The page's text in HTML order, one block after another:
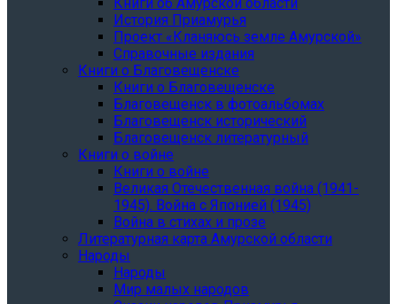
История Приамурья
Проект «Кланяюсь земле Амурской»
Справочные издания
Книги о Благовещенске
Книги о Благовещенске
Благовещенск в фотоальбомах
Благовещенск исторический
Благовещенск литературный
Книги о войне
Книги о войне
Великая Отечественная война (1941-
1945). Война с Японией (1945)
Война в стихах и прозе
Литературная карта Амурской области
Народы
Народы
Мир малых народов